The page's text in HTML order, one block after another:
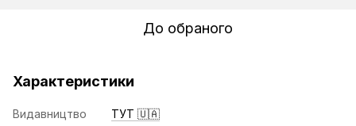
До обраного
Характеристики
Видавництво
ТУТ 🇺🇦